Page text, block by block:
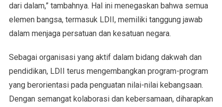
dari dalam,” tambahnya. Hal ini menegaskan bahwa semua
elemen bangsa, termasuk LDII, memiliki tanggung jawab
dalam menjaga persatuan dan kesatuan negara.
Sebagai organisasi yang aktif dalam bidang dakwah dan
pendidikan, LDII terus mengembangkan program-program
yang berorientasi pada penguatan nilai-nilai kebangsaan.
Dengan semangat kolaborasi dan kebersamaan, diharapkan